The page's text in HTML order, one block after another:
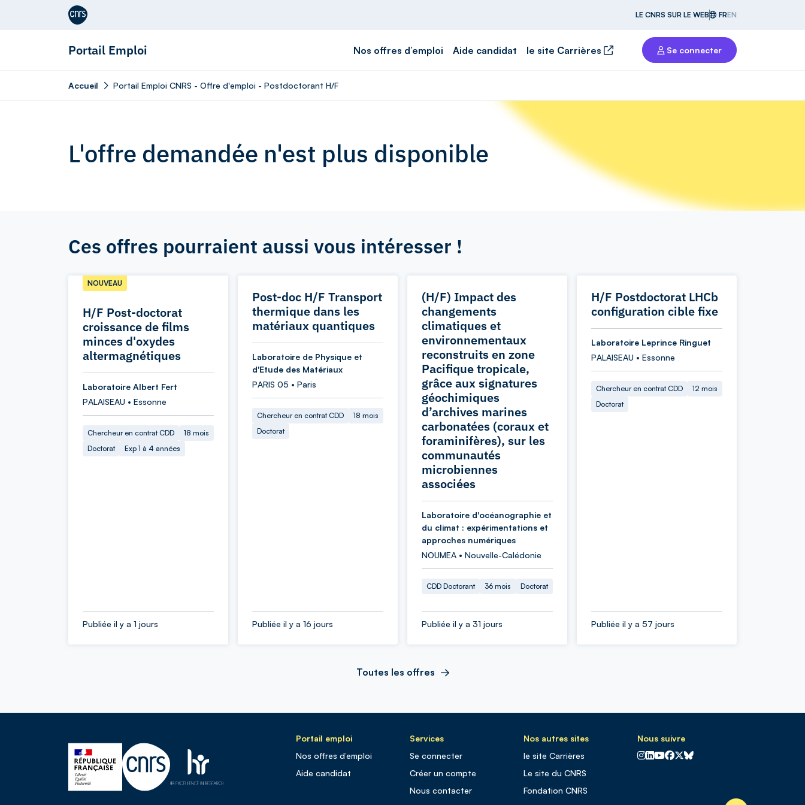
Aller au contenu
LE CNRS SUR LE WEB FREN
Portail Emploi Nos offres d’emploi Aide candidat le site Carrières Se connecter
Accueil Portail Emploi CNRS - Offre d'emploi - Postdoctorant H/F
L'offre demandée n'est plus disponible
Ces offres pourraient aussi vous intéresser !
H/F Post-doctorat
croissance de films
minces d'oxydes
altermagnétiques
NOUVEAU
Laboratoire Albert Fert
PALAISEAU • Essonne
Chercheur en contrat CDD
18 mois
Doctorat
Exp 1 à 4 années
Publiée il y a 1 jours
Post-doc H/F Transport
thermique dans les
matériaux quantiques
Laboratoire de Physique et
d'Etude des Matériaux
PARIS 05 • Paris
Chercheur en contrat CDD
18 mois
Doctorat
Publiée il y a 16 jours
(H/F) Impact des
changements
climatiques et
environnementaux
reconstruits en zone
Pacifique tropicale,
grâce aux signatures
géochimiques
d’archives marines
carbonatées (coraux et
foraminifères), sur les
communautés
microbiennes
associées
Laboratoire d'océanographie et
du climat : expérimentations et
approches numériques
NOUMEA • Nouvelle-Calédonie
CDD Doctorant 36 mois Doctorat
Publiée il y a 31 jours
H/F Postdoctorat LHCb
configuration cible fixe
Laboratoire Leprince Ringuet
PALAISEAU • Essonne
Chercheur en contrat CDD
12 mois
Doctorat
Publiée il y a 57 jours
Toutes les offres
Portail emploi
Nos offres d’emploi
Aide candidat
Services
Se connecter
Créer un compte
Nous contacter
Nos autres sites
le site Carrières
Le site du CNRS
Fondation CNRS
Nous suivre
CNRS sur Instagram
CNRS sur Linkedin
CNRS sur Youtube
CNRS sur Facebook
CNRS sur X
CNRS sur Blus sky